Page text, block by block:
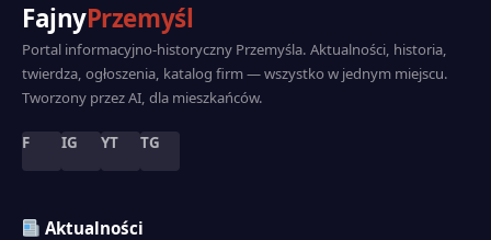
FajnyPrzemyśl
Portal informacyjno-historyczny Przemyśla. Aktualności, historia,
twierdza, ogłoszenia, katalog firm — wszystko w jednym miejscu.
Tworzony przez AI, dla mieszkańców.
F IG YT TG
Aktualności